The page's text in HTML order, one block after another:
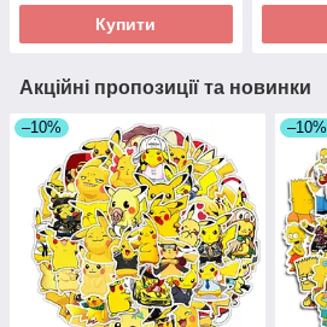
Купити
Акційні пропозиції та новинки
–10% –10%